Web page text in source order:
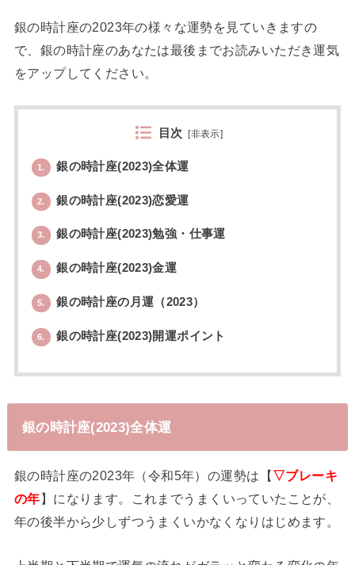
銀の時計座の2023年の様々な運勢を見ていきますの
で、銀の時計座のあなたは最後までお読みいただき運気
をアップしてください。
目次 [非表示]
1. 銀の時計座(2023)全体運
2. 銀の時計座(2023)恋愛運
3. 銀の時計座(2023)勉強・仕事運
4. 銀の時計座(2023)金運
5. 銀の時計座の月運（2023）
6. 銀の時計座(2023)開運ポイント
銀の時計座(2023)全体運
銀の時計座の2023年（令和5年）の運勢は【 ▽ブレーキ
の年 】になります。これまでうまくいっていたことが、
年の後半から少しずつうまくいかなくなりはじめます。